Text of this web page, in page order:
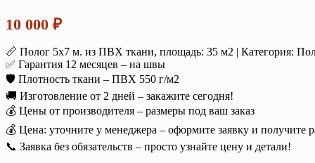
10 000 ₽
📏 Полог 5х7 м. из ПВХ ткани, площадь: 35 м2 | Категория:
✅ Гарантия 12 месяцев – на швы
🛡️ Плотность ткани – ПВХ 550 г/м2
🚚 Изготовление от 2 дней – закажите сегодня!
💰 Цены от производителя – размеры под ваш заказ
💰 Цена: уточните у менеджера – оформите заявку и получите
📞 Заявка без обязательств – просто узнайте цену и детали!